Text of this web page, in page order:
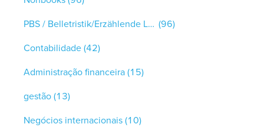
PBS / Belletristik/Erzählende Literatur (96)
Contabilidade(42)
Administração financeira(15)
gestão(13)
Negócios internacionais(10)